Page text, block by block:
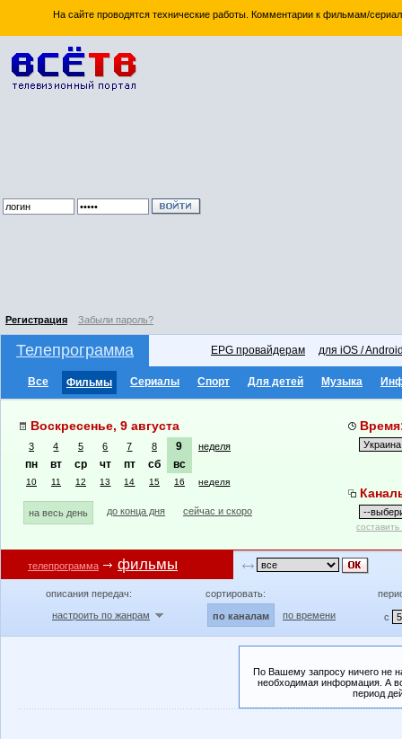
На сайте проводятся технические работы. Комментарии к фильмам/
Регистрация Забыли пароль?
Телепрограмма EPG провайдерам для iOS /
Все Фильмы Сериалы Спорт Для детей Музыка
Воскресенье, 9 августа
3 4 5 6 7 8 9 неделя
пн вт ср чт пт сб вс
10 11 12 13 14 15 16 неделя
на весь день до конца дня сейчас и скоро
телепрограмма фильмы
описания передач:
настроить по жанрам
сортировать:
по каналам по времени с
По Вашему запросу ничего не
необходимая информация. А
период